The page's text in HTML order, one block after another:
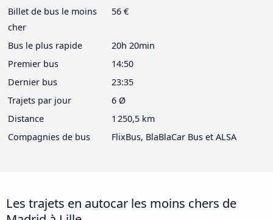
Billet de bus le moins
cher
56 €
Bus le plus rapide
20h 20min
Premier bus
14:50
Dernier bus
23:35
Trajets par jour
6 Ø
Distance
1 250,5 km
Compagnies de bus
FlixBus, BlaBlaCar Bus et ALSA
Les trajets en autocar les moins chers de